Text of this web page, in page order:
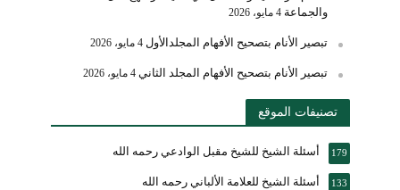
والجماعة 4 مايو، 2026
تبصير الأنام بتصحيح الأفهام المجلدالأول 4 مايو، 2026
تبصير الأنام بتصحيح الأفهام المجلد الثاني 4 مايو، 2026
تصنيفات الموقع
أسئلة الشيخ للشيخ مقبل الوادعي رحمه الله 179
أسئلة الشيخ للعلامة الألباني رحمه الله 133